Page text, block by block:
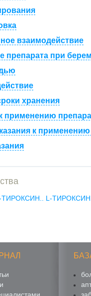
взаимодействие
препарата при
хранения
применению
к применению
ТИРОКСИН.. L-